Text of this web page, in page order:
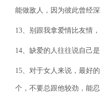
能做敌人，因为彼此曾经深
13、别跟我拿爱情比友情
14、缺爱的人往往说自己
15、对于女人来说，最好
个，不要总跟他较劲，能